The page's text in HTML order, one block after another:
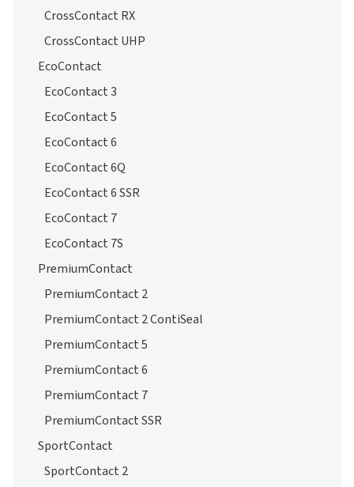
CrossContact RX
CrossContact UHP
EcoContact
EcoContact 3
EcoContact 5
EcoContact 6
EcoContact 6Q
EcoContact 6 SSR
EcoContact 7
EcoContact 7S
PremiumContact
PremiumContact 2
PremiumContact 2 ContiSeal
PremiumContact 5
PremiumContact 6
PremiumContact 7
PremiumContact SSR
SportContact
SportContact 2